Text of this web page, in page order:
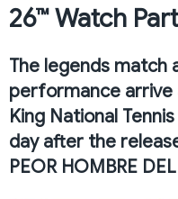
26™ Watch
The legends match
performance arrive
King National
day after the
PEOR HOMBRE